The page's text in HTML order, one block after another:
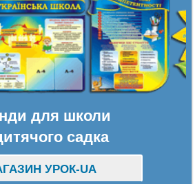
для школи
садка
УРОК-UA